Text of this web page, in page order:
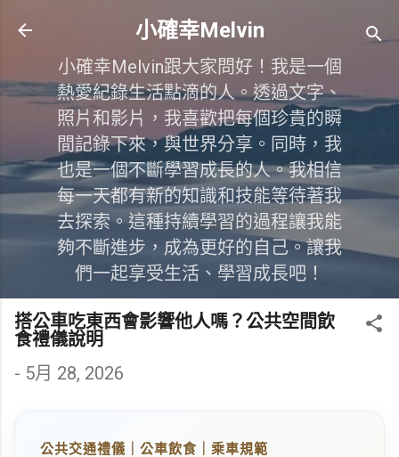
跳到主要內容
小確幸Melvin
小確幸Melvin跟大家問好！我是一個
熱愛紀錄生活點滴的人。透過文字、
照片和影片，我喜歡把每個珍貴的瞬
間記錄下來，與世界分享。同時，我
也是一個不斷學習成長的人。我相信
每一天都有新的知識和技能等待著我
去探索。這種持續學習的過程讓我能
夠不斷進步，成為更好的自己。讓我
們一起享受生活、學習成長吧！
搭公車吃東西會影響他人嗎？公共空間飲
食禮儀說明
- 5月 28, 2026
公共交通禮儀｜公車飲食｜乘車規範